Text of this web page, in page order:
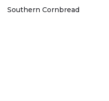
Southern Cornbread